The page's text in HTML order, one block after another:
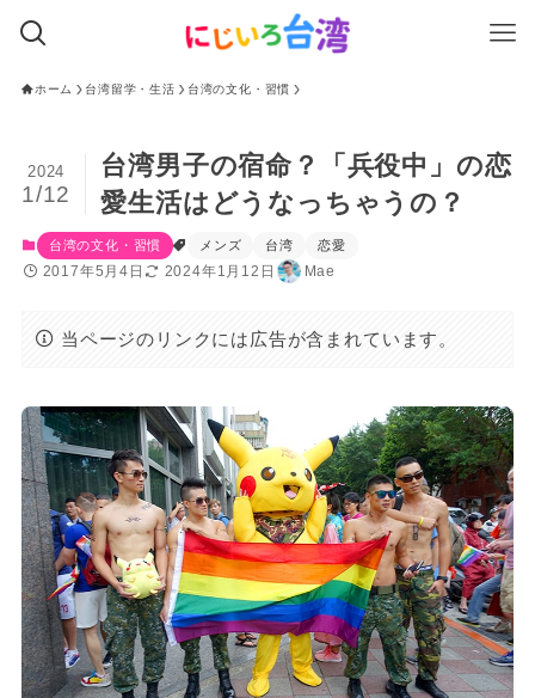
ホーム 台湾留学・生活 台湾の文化・習慣
台湾男子の宿命？「兵役中」の恋
愛生活はどうなっちゃうの？
2024
1/12
台湾の文化・習慣 メンズ 台湾 恋愛
2017年5月4日 2024年1月12日 Mae
当ページのリンクには広告が含まれています。